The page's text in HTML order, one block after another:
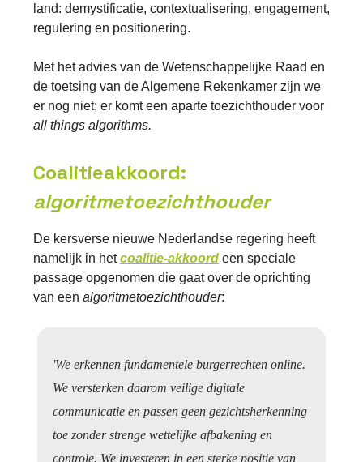
land: demystificatie, contextualisering, engagement,
regulering en positionering.
Met het advies van de Wetenschappelijke Raad en
de toetsing van de Algemene Rekenkamer zijn we
er nog niet; er komt een aparte toezichthouder voor
all things algorithms.
Coalitieakkoord:
algoritmetoezichthouder
De kersverse nieuwe Nederlandse regering heeft
namelijk in hetcoalitie-akkoord een speciale
passage opgenomen die gaat over de oprichting
van een algoritmetoezichthouder:
'We erkennen fundamentele burgerrechten online.
We versterken daarom veilige digitale
communicatie en passen geen gezichtsherkenning
toe zonder strenge wettelijke afbakening en
controle. We investeren in een sterke positie van